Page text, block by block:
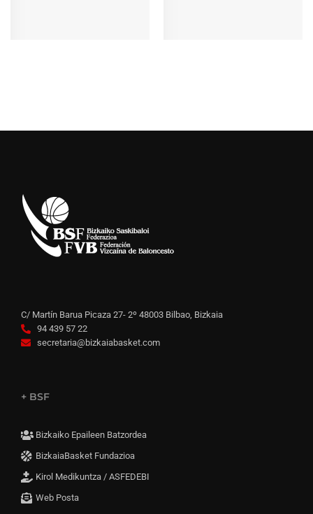
C/ Martín Barua Picaza 27- 2º 48003 Bilbao, Bizkaia
94 439 57 22
secretaria@bizkaiabasket.com
+ BSF
Bizkaiko Epaileen Batzordea
BizkaiaBasket Fundazioa
Kirol Medikuntza / ASFEDEBI
Web Posta